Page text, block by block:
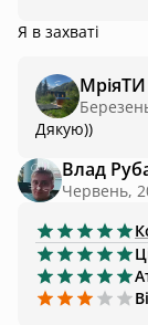
Я в захваті
МріяТИ
Дякую))
Влад
Червень,